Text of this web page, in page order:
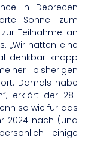
in Debrecen
Söhnel zum
Teilnahme an
„Wir hatten eine
denkbar knapp
bisherigen
Damals habe
erklärt der 28-
so wie für das
2024 nach (und
einige